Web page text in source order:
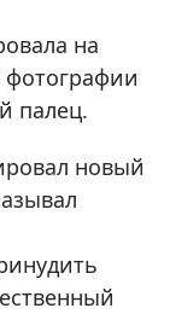
на
фотографии
палец .
новый